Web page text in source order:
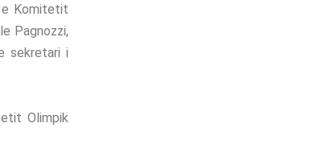
e Komitetit
Pagnozzi,
sekretari i
Olimpik